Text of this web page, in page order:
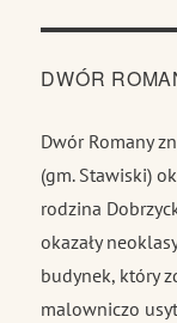
DWÓR
Dwór Romany
(gm. Stawiski)
rodzina
okazały
budynek, który
malowniczo